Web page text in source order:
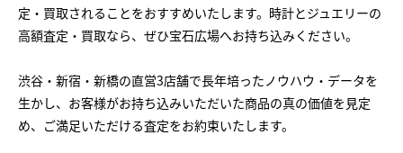
定・買取されることをおすすめいたします。時計とジュエリーの
高額査定・買取なら、ぜひ宝石広場へお持ち込みください。
渋谷・新宿・新橋の直営3店舗で長年培ったノウハウ・データを
生かし、お客様がお持ち込みいただいた商品の真の価値を見定
め、ご満足いただける査定をお約束いたします。